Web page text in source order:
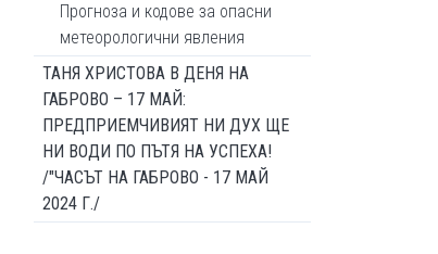
Прогноза и кодове за опасни
метеорологични явления
ТАНЯ ХРИСТОВА В ДЕНЯ НА
ГАБРОВО – 17 МАЙ:
ПРЕДПРИЕМЧИВИЯТ НИ ДУХ ЩЕ
НИ ВОДИ ПО ПЪТЯ НА УСПЕХА!
/"ЧАСЪТ НА ГАБРОВО - 17 МАЙ
2024 Г./